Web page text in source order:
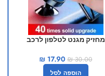
מחזיק מגנט לטלפון לרכב
₪30.00
₪17.90
הוספה לסל